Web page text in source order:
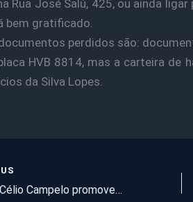
Rua José Salú, 425, ou ainda
bem gratificado.
perdidos são:
HVB 8814, mas a carteira de
da Silva Lopes.
Vereador Célio Campelo promove festa de Natal das Criança